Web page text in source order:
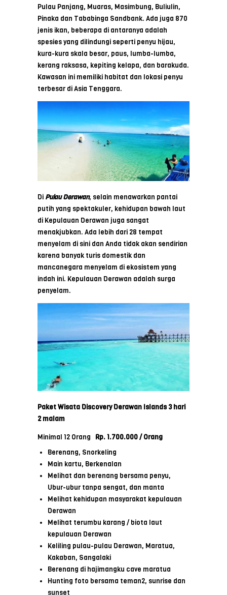
Pulau Panjang, Muaras, Masimbung, Buliulin,
Pinaka dan Tababinga Sandbank. Ada juga 870
jenis ikan, beberapa di antaranya adalah
spesies yang dilindungi seperti penyu hijau,
kura-kura skala besar, paus, lumba-lumba,
kerang raksasa, kepiting kelapa, dan barakuda.
Kawasan ini memiliki habitat dan lokasi penyu
terbesar di Asia Tenggara.
Di Pulau Derawan, selain menawarkan pantai
putih yang spektakuler, kehidupan bawah laut
di Kepulauan Derawan juga sangat
menakjubkan. Ada lebih dari 28 tempat
menyelam di sini dan Anda tidak akan sendirian
karena banyak turis domestik dan
mancanegara menyelam di ekosistem yang
indah ini. Kepulauan Derawan adalah surga
penyelam.
Paket Wisata Discovery Derawan Islands3 hari
2 malam
Minimal 12 Orang Rp. 1.700.000 / Orang
Berenang, Snorkeling
Main kartu, Berkenalan
Melihat dan berenang bersama penyu,
Ubur-ubur tanpa sengat, dan manta
Melihat kehidupan masyarakat kepulauan
Derawan
Melihat terumbu karang / biota laut
kepulauan Derawan
Keliling pulau-pulau Derawan, Maratua,
Kakaban, Sangalaki
Berenang di hajimangku cave maratua
Hunting foto bersama teman2, sunrise dan
sunset